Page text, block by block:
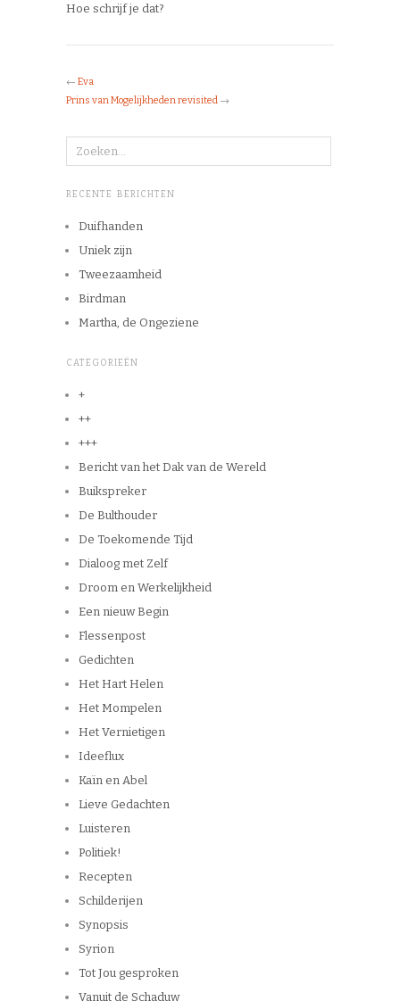
Hoe schrijf je dat?
← Eva
Prins van Mogelijkheden revisited →
RECENTE BERICHTEN
Duifhanden
Uniek zijn
Tweezaamheid
Birdman
Martha, de Ongeziene
CATEGORIEËN
+
++
+++
Bericht van het Dak van de Wereld
Buikspreker
De Bulthouder
De Toekomende Tijd
Dialoog met Zelf
Droom en Werkelijkheid
Een nieuw Begin
Flessenpost
Gedichten
Het Hart Helen
Het Mompelen
Het Vernietigen
Ideeflux
Kaïn en Abel
Lieve Gedachten
Luisteren
Politiek!
Recepten
Schilderijen
Synopsis
Syrion
Tot Jou gesproken
Vanuit de Schaduw